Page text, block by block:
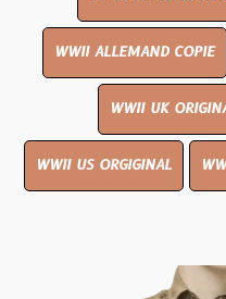
WWII ALLEMAND COPIE
WWII UK
WWII US ORGIGINAL